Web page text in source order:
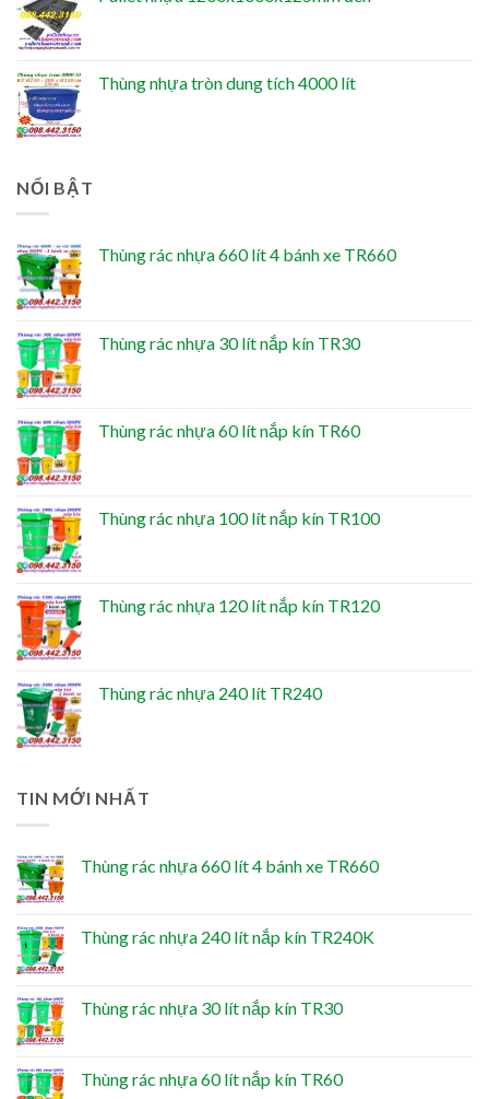
Thùng nhựa tròn dung tích 4000 lít
NỔI BẬT
Thùng rác nhựa 660 lít 4 bánh xe TR660
Thùng rác nhựa 30 lít nắp kín TR30
Thùng rác nhựa 60 lít nắp kín TR60
Thùng rác nhựa 100 lít nắp kín TR100
Thùng rác nhựa 120 lít nắp kín TR120
Thùng rác nhựa 240 lít TR240
TIN MỚI NHẤT
Thùng rác nhựa 660 lít 4 bánh xe TR660
Thùng rác nhựa 240 lít nắp kín TR240K
Thùng rác nhựa 30 lít nắp kín TR30
Thùng rác nhựa 60 lít nắp kín TR60